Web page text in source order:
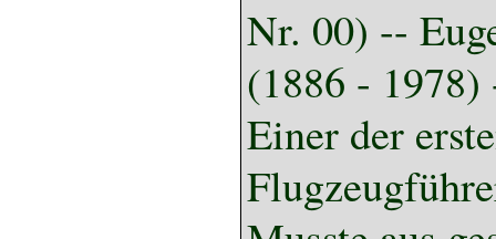
Nr. 00) --
(1886 -
Einer der